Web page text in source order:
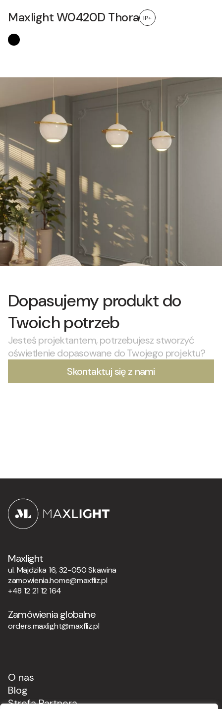
Maxlight W0420D Thora IP+
Dopasujemy produkt do
Twoich potrzeb
Jesteś projektantem, potrzebujesz stworzyć
oświetlenie dopasowane do Twojego projektu?
Skontaktuj się z nami
Maxlight
ul. Majdzika 16, 32-050 Skawina
zamowienia.home@maxfliz.pl
+48 12 21 12 164
Zamówienia globalne
orders.maxlight@maxfliz.pl
O nas
Blog
Strefa Partnera